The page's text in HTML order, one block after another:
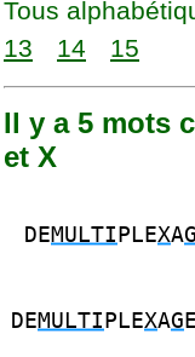
Tous
13
14 15
Il y a 5 mots
et X
DEMULTI PLEXAG
DEMULTI PLEXAG